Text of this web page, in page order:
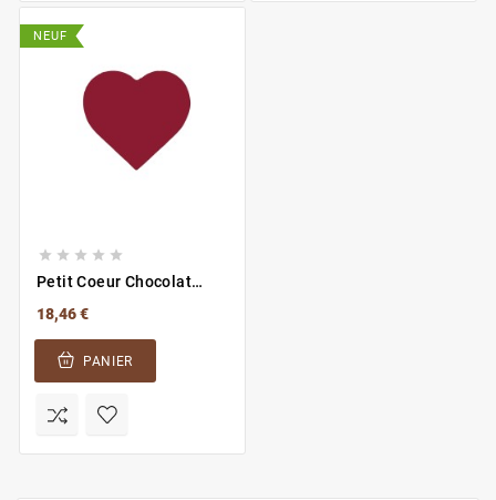
NEUF
    
Petit Coeur Chocolat
18,46 €
PANIER